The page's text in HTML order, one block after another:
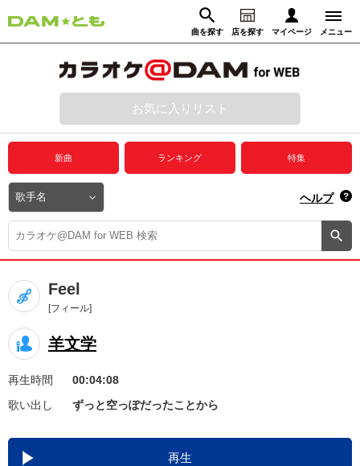
曲を探す 店を探す マイページ メニュー
動画からさがす 録音からさがす
ログイン
プレミアムサービス
DAM★とも動画
DAM★とも録音
カラオケ＠DAM
ユーザー検索
キャンペーン
お知らせ よくあるご質問
DAMの新曲・ランキングなど
カラオケ最新情報をチェック！
お気に入りリスト
新曲 ランキング 特集
ヘルプ
Feel
[フィール]
羊文学
再生時間
00:04:08
歌い出し
ずっと空っぽだったことから
再生